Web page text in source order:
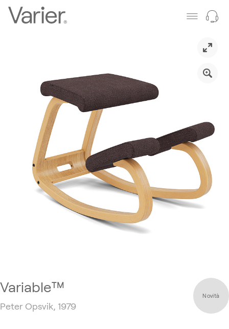
Variable™
Peter Opsvik, 1979
Novità